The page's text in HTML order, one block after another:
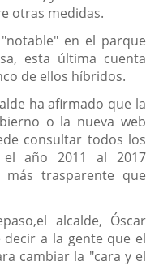
otras medidas.
en el parque
esta última cuenta
de ellos híbridos.
ha afirmado que la
o la nueva web
consultar todos los
el año 2011 al 2017
trasparente que
alcalde, Óscar
decir a la gente que el
cambiar la "cara y el